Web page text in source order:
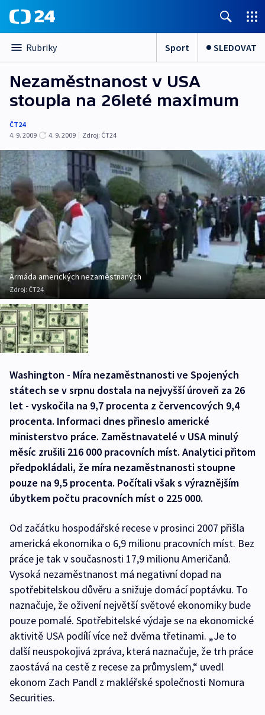
Rubriky Sport SLEDOVAT
Nezaměstnanost v USA
stoupla na 26leté maximum
ČT24
4. 9. 2009
4. 9. 2009 | Zdroj: ČT24
Armáda amerických nezaměstnaných
Zdroj: ČT24
Washington - Míra nezaměstnanosti ve Spojených
státech se v srpnu dostala na nejvyšší úroveň za 26
let - vyskočila na 9,7 procenta z červencových 9,4
procenta. Informaci dnes přineslo americké
ministerstvo práce. Zaměstnavatelé v USA minulý
měsíc zrušili 216 000 pracovních míst. Analytici přitom
předpokládali, že míra nezaměstnanosti stoupne
pouze na 9,5 procenta. Počítali však s výraznějším
úbytkem počtu pracovních míst o 225 000.
Od začátku hospodářské recese v prosinci 2007 přišla
americká ekonomika o 6,9 milionu pracovních míst. Bez
práce je tak v současnosti 17,9 milionu Američanů.
Vysoká nezaměstnanost má negativní dopad na
spotřebitelskou důvěru a snižuje domácí poptávku. To
naznačuje, že oživení největší světové ekonomiky bude
pouze pomalé. Spotřebitelské výdaje se na ekonomické
aktivitě USA podílí více než dvěma třetinami. „Je to
další neuspokojivá zpráva, která naznačuje, že trh práce
zaostává na cestě z recese za průmyslem,“ uvedl
ekonom Zach Pandl z makléřské společnosti Nomura
Securities.